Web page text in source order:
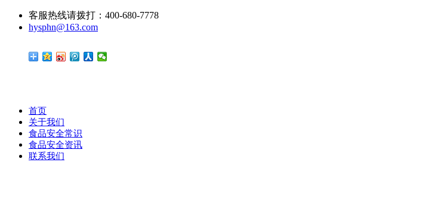
客服热线请拨打：400-680-7778
hysphn@163.com
首页
关于我们
食品安全常识
食品安全资讯
联系我们